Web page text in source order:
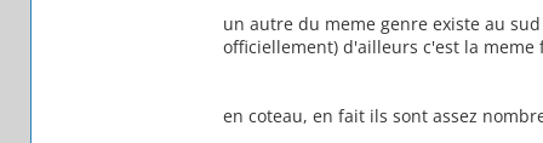
un autre du meme genre existe au
officiellement) d'ailleurs c'est la
en coteau, en fait ils sont assez